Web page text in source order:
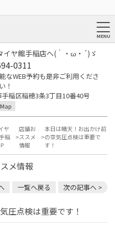
イヤ館手稲店へ(｀・ω・´)ゞ
0311
なWEB予約も是非ご利用くださ
い！
稲区稲穂3条3丁目10番40号
Map
ヤ
稲
店舗お
ススメ
情報
本日は晴天！お出かけ前
の空気圧点検は重要で
す！
メ情報
一覧へ戻る 次の記事へ >
圧点検は重要です！